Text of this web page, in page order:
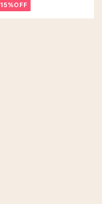
15%OFF